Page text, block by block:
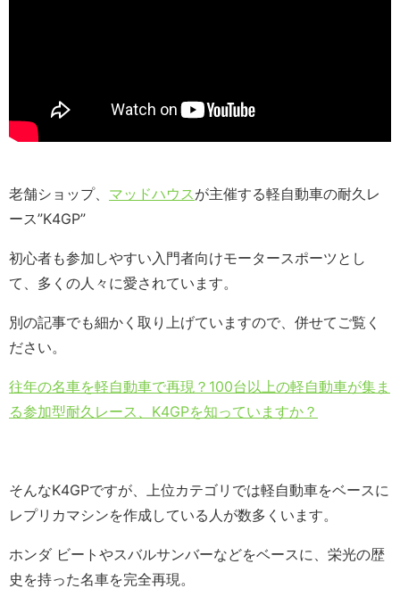
老舗ショップ、 マッドハウスが主催する軽自動車の耐久レ
ース”K4GP”
初心者も参加しやすい入門者向けモータースポーツとし
て、多くの人々に愛されています。
別の記事でも細かく取り上げていますので、併せてご覧く
ださい。
往年の名車を軽自動車で再現？100台以上の軽自動車が集ま
る参加型耐久レース、K4GPを知っていますか？
そんなK4GPですが、上位カテゴリでは軽自動車をベースに
レプリカマシンを作成している人が数多くいます。
ホンダ ビートやスバルサンバーなどをベースに、栄光の歴
史を持った名車を完全再現。